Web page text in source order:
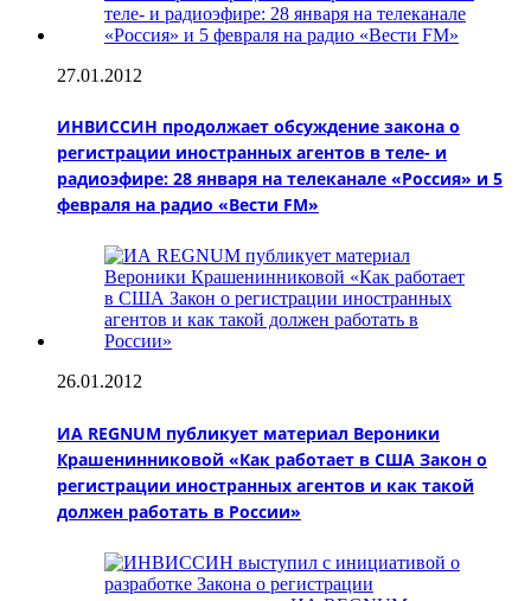
27.01.2012
ИНВИССИН продолжает обсуждение закона о
регистрации иностранных агентов в теле- и
радиоэфире: 28 января на телеканале «Россия» и 5
февраля на радио «Вести FM»
26.01.2012
ИА REGNUM публикует материал Вероники
Крашенинниковой «Как работает в США Закон о
регистрации иностранных агентов и как такой
должен работать в России»